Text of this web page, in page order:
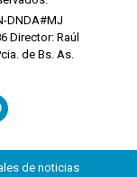
DNDA#MJ
Director: Raúl
de Bs. As.
de noticias